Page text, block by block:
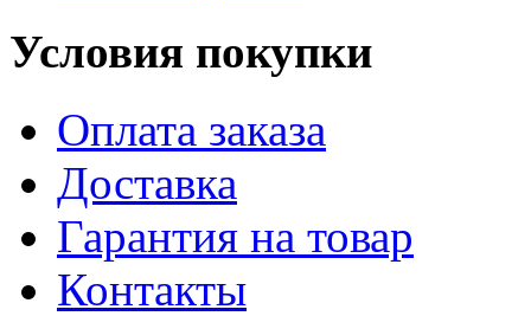
Условия покупки
Оплата заказа
Доставка
Гарантия на товар
Контакты